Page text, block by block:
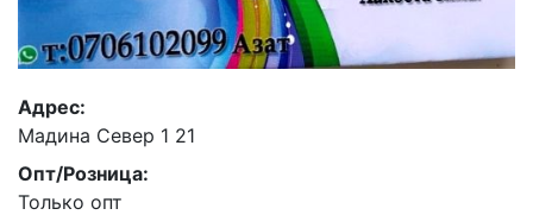
Адрес:
Мадина Север 1 21
Опт/Розница:
Только опт